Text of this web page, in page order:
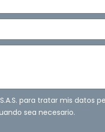
para tratar mis datos
sea necesario.